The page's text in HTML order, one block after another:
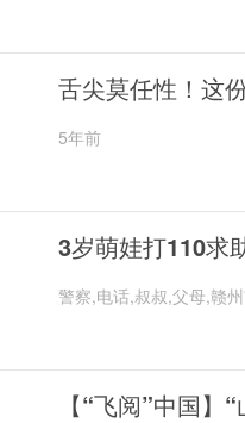
舌尖莫任性！这
5年前
3岁萌娃打110求
警察,电话,叔叔,父母,赣
【“飞阅”中国】